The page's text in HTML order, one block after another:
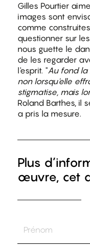
Gilles Pourtier
images sont
comme
questionner sur
nous guette le
de les regarder
l'esprit. "Au fond la
non lorsqu'elle
stigmatise, mais
Roland Barthes, il
a pris la mesure.
Plus
œuvre, cet